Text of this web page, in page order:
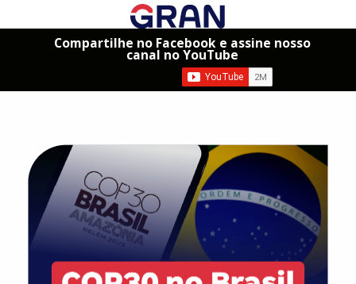
Compartilhe no Facebook e assine nosso
canal no YouTube